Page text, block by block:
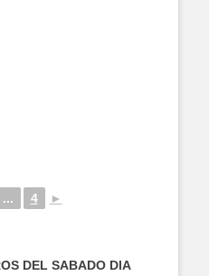
... 4 ►
DEL SABADO DIA